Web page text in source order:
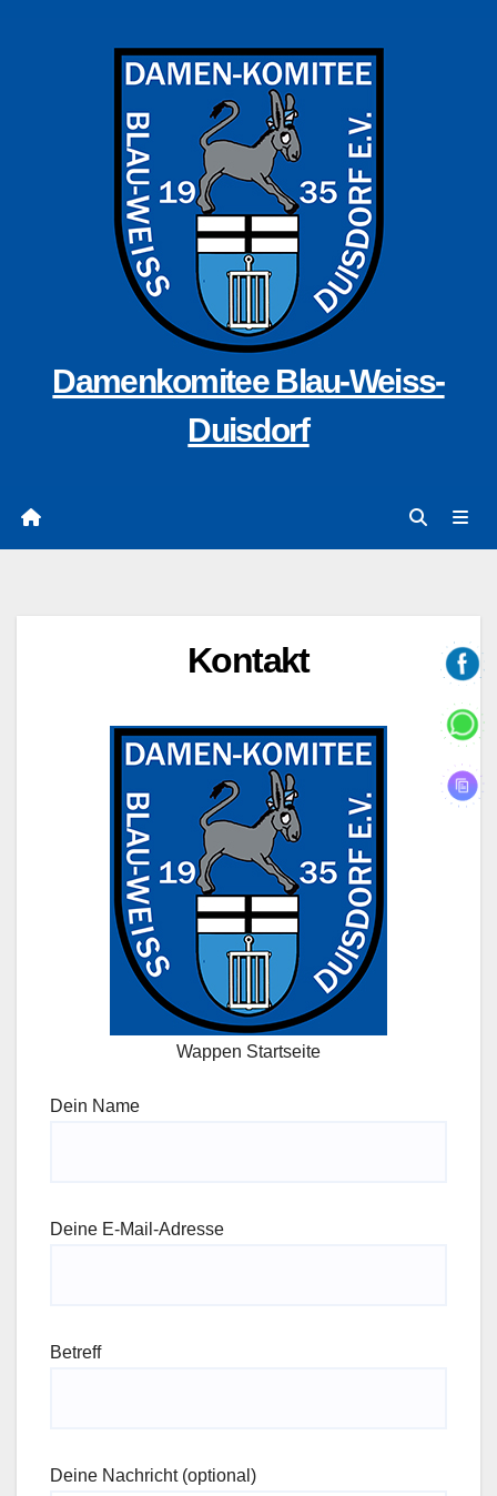
Damenkomitee Blau-Weiss-
Duisdorf
Kontakt
Wappen Startseite
Dein Name
Deine E-Mail-Adresse
Betreff
Deine Nachricht (optional)